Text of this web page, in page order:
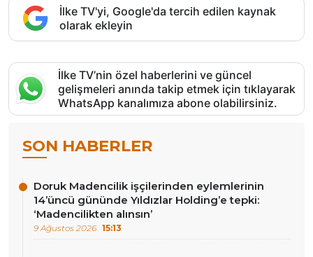
İlke TV'yi, Google'da tercih edilen kaynak
olarak ekleyin
İlke TV’nin özel haberlerini ve güncel
gelişmeleri anında takip etmek için tıklayarak
WhatsApp kanalımıza abone olabilirsiniz.
SON HABERLER
Doruk Madencilik işçilerinden eylemlerinin
14’üncü gününde Yıldızlar Holding’e tepki:
‘Madencilikten alınsın’
9 Ağustos 2026 15:13